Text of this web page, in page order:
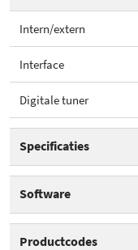
Intern/extern
Interface
Digitale tuner
Specificaties
Interface
Software
Productcodes